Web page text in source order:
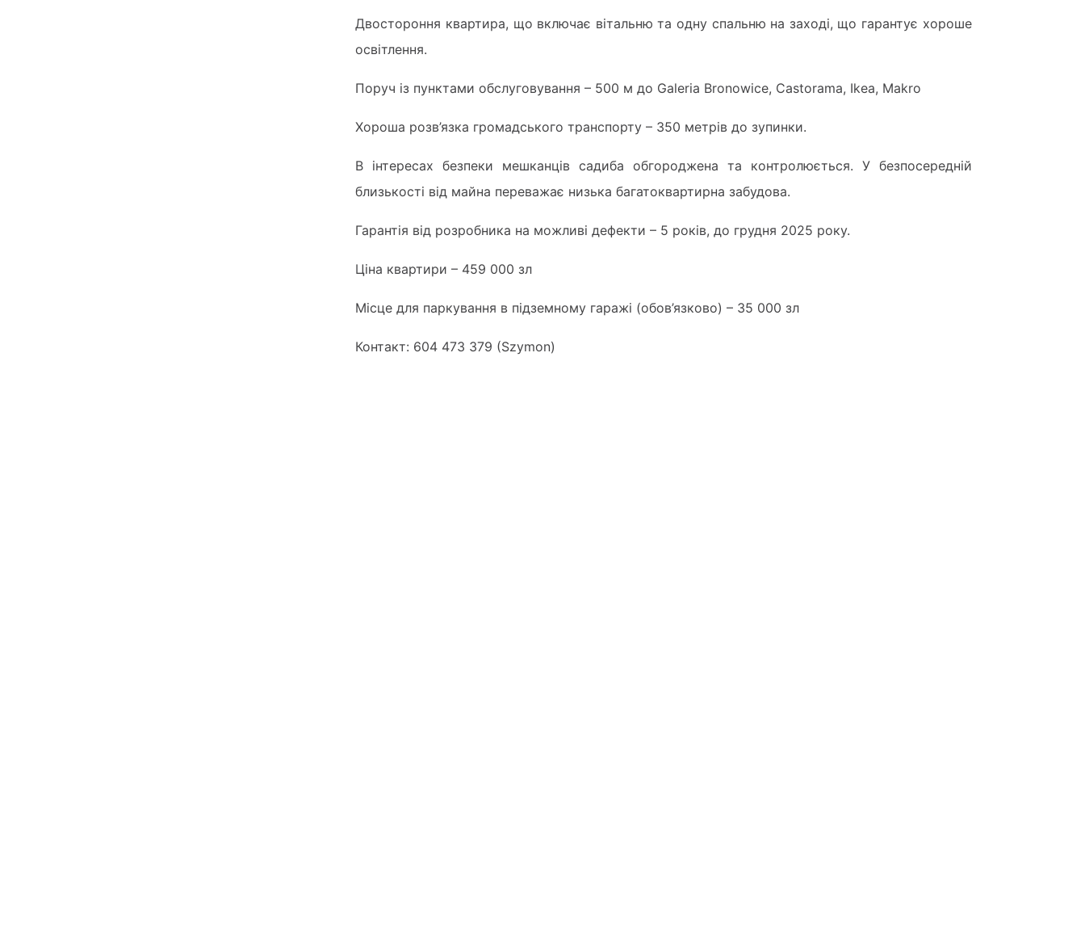
Двостороння квартира, що включає вітальню та одну спальню на заході, що гарантує хороше
освітлення.
Поруч із пунктами обслуговування – 500 м до Galeria Bronowice, Castorama, Ikea, Makro
Хороша розв’язка громадського транспорту – 350 метрів до зупинки.
В інтересах безпеки мешканців садиба обгороджена та контролюється. У безпосередній
близькості від майна переважає низька багатоквартирна забудова.
Гарантія від розробника на можливі дефекти – 5 років, до грудня 2025 року.
Ціна квартири – 459 000 зл
Місце для паркування в підземному гаражі (обов’язково) – 35 000 зл
Контакт: 604 473 379 (Szymon)